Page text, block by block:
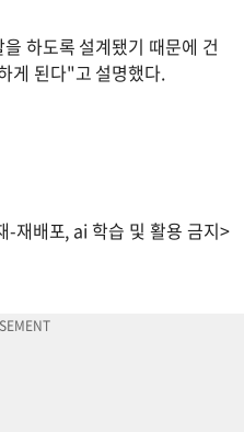
하도록 설계됐기 때문에 건
게 된다"고 설명했다.
-재배포, ai 학습 및 활용 금지>